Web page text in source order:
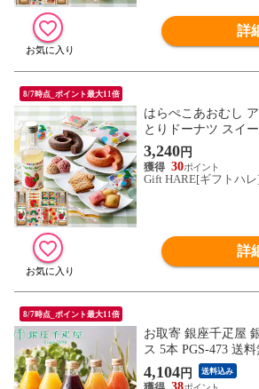
詳
8/7時点_ポイント最大11倍
はらぺこあおむし
とりドーナツ スイ
3,240円
30
Gift HARE[ギフトハ
詳
8/7時点_ポイント最大11倍
お取寄 銀座千疋屋
ス 5本 PGS-473 送料
4,104円 送料込み